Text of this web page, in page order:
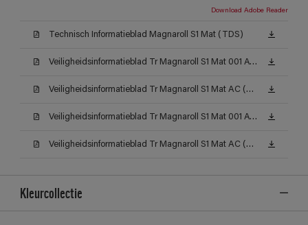
Download Adobe Reader
Technisch Informatieblad Magnaroll S1 Mat (TDS)
Veiligheidsinformatieblad Tr Magnaroll S1 Mat 001 AW (MSDS)
Veiligheidsinformatieblad Tr Magnaroll S1 Mat AC (MSDS)
Veiligheidsinformatieblad Tr Magnaroll S1 Mat 001 AW (MSDS)
Veiligheidsinformatieblad Tr Magnaroll S1 Mat AC (MSDS)
Kleurcollectie